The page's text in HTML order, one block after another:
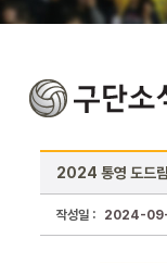
2024 통영 도드
작성일 : 2024-